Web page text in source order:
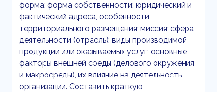
форма; форма собственности; юридический и
фактический адреса, особенности
территориального размещения; миссия; сфера
деятельности (отрасль); виды производимой
продукции или оказываемых услуг; основные
факторы внешней среды (делового окружения
и макросреды), их влияние на деятельность
организации. Составить краткую